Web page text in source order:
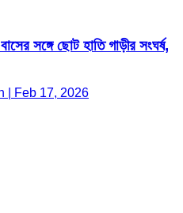
সঙ্গে ছোট হাতি গাড়ীর সংঘর্ষ,
| Feb 17, 2026